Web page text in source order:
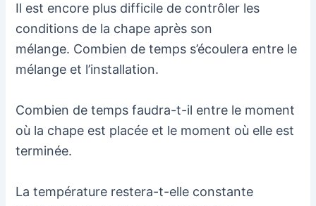
Il est encore plus difficile de contrôler les
conditions de la chape après son
mélange. Combien de temps s’écoulera entre le
mélange et l’installation.
Combien de temps faudra-t-il entre le moment
où la chape est placée et le moment où elle est
terminée.
La température restera-t-elle constante